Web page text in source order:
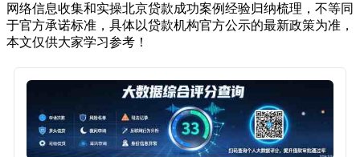
网络信息收集和实操北京贷款成功案例经验归纳梳理，不等同
于官方承诺标准，具体以贷款机构官方公示的最新政策为准，
本文仅供大家学习参考！